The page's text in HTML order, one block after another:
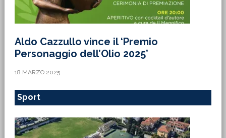
Aldo Cazzullo vince il ‘Premio
Personaggio dell’Olio 2025’
18 MARZO 2025
Sport